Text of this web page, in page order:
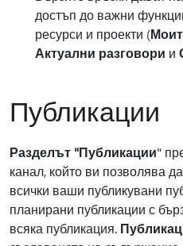
достъп до важни
ресурси и проекти (
Актуални разговори и
Публикации
Разделът "Публикации"
канал, който ви позволява
всички ваши публикувани
планирани публикации с
всяка публикация.